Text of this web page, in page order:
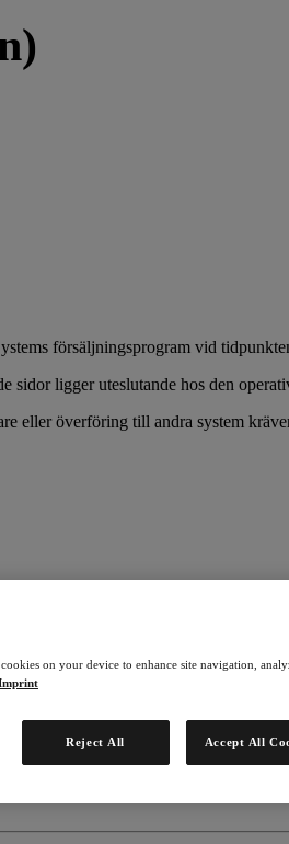
försäljningsprogram vid
sidor ligger uteslutande hos den
eller överföring till andra system
on your device to enhance site navigation,
Reject All Accept All